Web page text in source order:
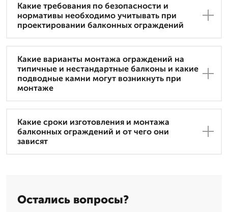
Какие требования по безопасности и
нормативы необходимо учитывать при
проектировании балконных ограждений
Какие варианты монтажа ограждений на
типичные и нестандартные балконы и какие
подводные камни могут возникнуть при
монтаже
Какие сроки изготовления и монтажа
балконных ограждений и от чего они
зависят
Остались вопросы?